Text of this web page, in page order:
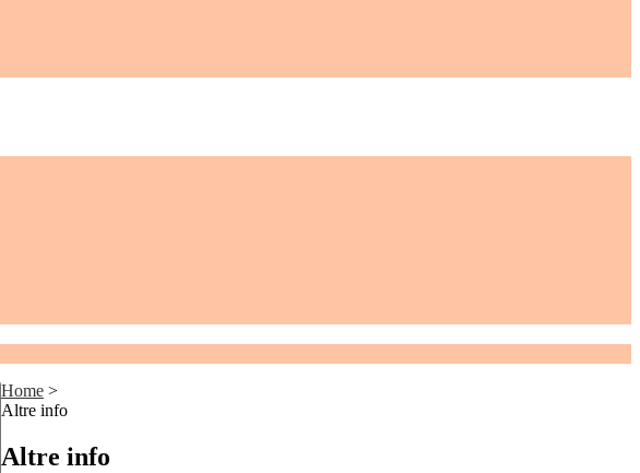
Home >
Altre info
Altre info